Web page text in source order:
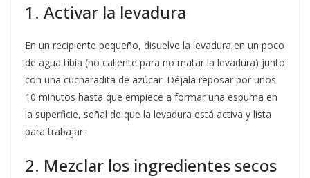
1. Activar la levadura
En un recipiente pequeño, disuelve la levadura en un poco
de agua tibia (no caliente para no matar la levadura) junto
con una cucharadita de azúcar. Déjala reposar por unos
10 minutos hasta que empiece a formar una espuma en
la superficie, señal de que la levadura está activa y lista
para trabajar.
2. Mezclar los ingredientes secos